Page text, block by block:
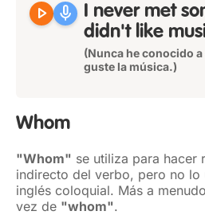
play_arrow mic I never met
didn't like
(Nunca he conocido
guste la música.)
Whom
"Whom" se utiliza para hacer
indirecto del verbo, pero no lo
inglés coloquial. Más a
vez de "whom".